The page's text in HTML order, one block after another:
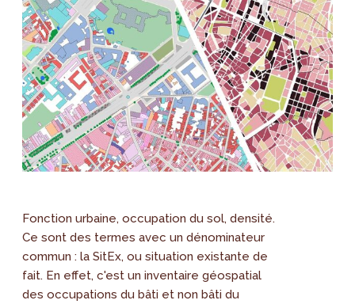
Fonction urbaine, occupation du sol, densité.
Ce sont des termes avec un dénominateur
commun : la SitEx, ou situation existante de
fait. En effet, c'est un inventaire géospatial
des occupations du bâti et non bâti du